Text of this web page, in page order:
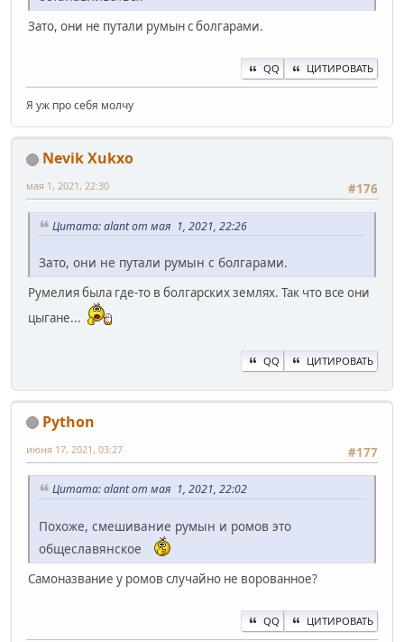
Зато, они не путали румын с болгарами.
QQ ЦИТИРОВАТЬ
Я уж про себя молчу
Nevik Xukxo
#176
мая 1, 2021, 22:30
Цитата: alant от мая 1, 2021, 22:26
Зато, они не путали румын с болгарами.
Румелия была где-то в болгарских землях. Так что все они
цыгане...
QQ ЦИТИРОВАТЬ
Python
#177
июня 17, 2021, 03:27
Цитата: alant от мая 1, 2021, 22:02
Похоже, смешивание румын и ромов это
общеславянское
Самоназвание у ромов случайно не ворованное?
QQ ЦИТИРОВАТЬ